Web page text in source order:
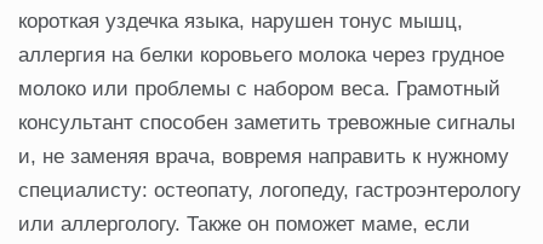
короткая уздечка языка, нарушен тонус мышц,
аллергия на белки коровьего молока через грудное
молоко или проблемы с набором веса. Грамотный
консультант способен заметить тревожные сигналы
и, не заменяя врача, вовремя направить к нужному
специалисту: остеопату, логопеду, гастроэнтерологу
или аллергологу. Также он поможет маме, если